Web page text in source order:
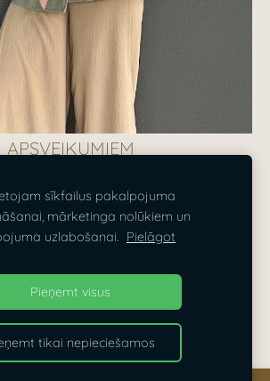
APSVEIKUMIEM
SĪKDATNES
— dekorēšana Rīgā, Pierīgā un visā
Latvijā
sīkfailus pakalpojuma
mārketinga nolūkiem un
uzlabošanai. Pielāgot
Pieņemt visus
tikai nepieciešamos